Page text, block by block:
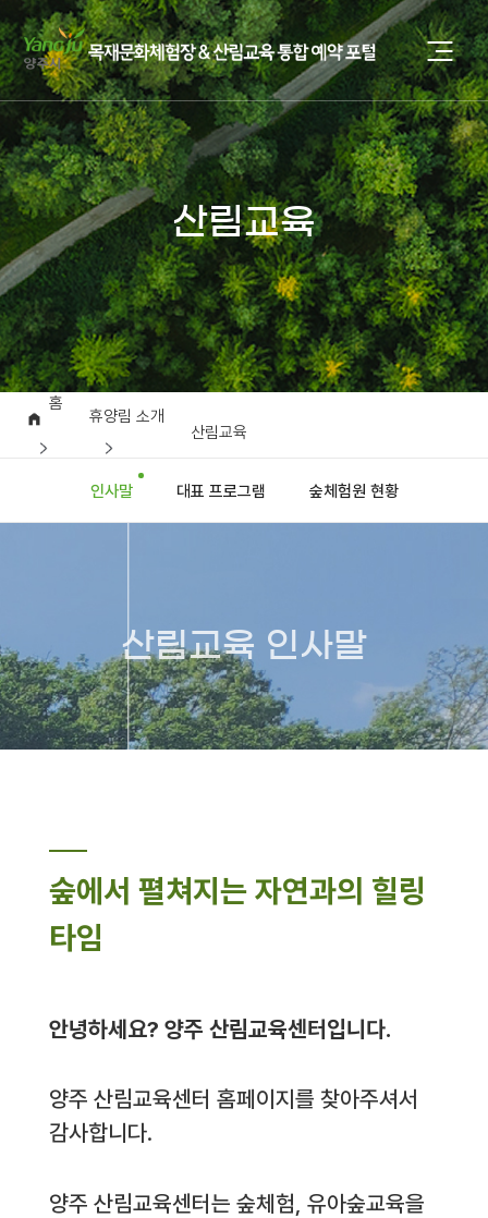
산림교육
홈
휴양림 소개
산림교육
인사말 대표 프로그램 숲체험원 현황
산림교육 인사말
숲에서 펼쳐지는 자연과의 힐링
타임
안녕하세요? 양주 산림교육센터입니다.
양주 산림교육센터 홈페이지를 찾아주셔서
감사합니다.
양주 산림교육센터는 숲체험, 유아숲교육을